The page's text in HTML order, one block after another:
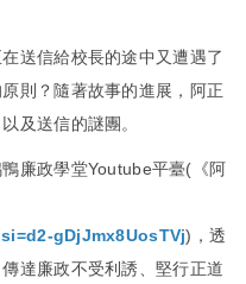
送信給校長的途中又遭遇了
則？隨著故事的進展，阿正
及送信的謎團。
廉政學堂Youtube平臺(《阿
gDjJmx8UosTVj)，透
達廉政不受利誘、堅行正道